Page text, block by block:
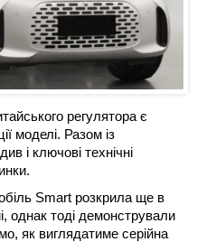
регулятора є
моделі. Разом із
і ключові технічні
Smart розкрила ще в
однак тоді демонстрували
як виглядатиме серійна